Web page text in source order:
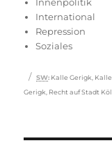
International
Repression
Soziales
Schlagwörter
SW: Kalle Gerigk
Gerigk Recht auf Stadt